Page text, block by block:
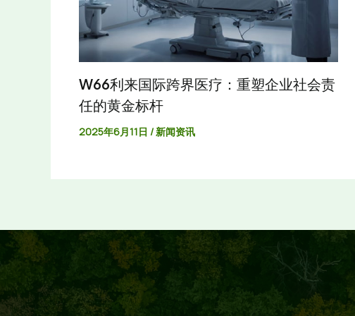
W66利来国际跨界医疗：重塑企业社会责
任的黄金标杆
2025年6月11日 /新闻资讯